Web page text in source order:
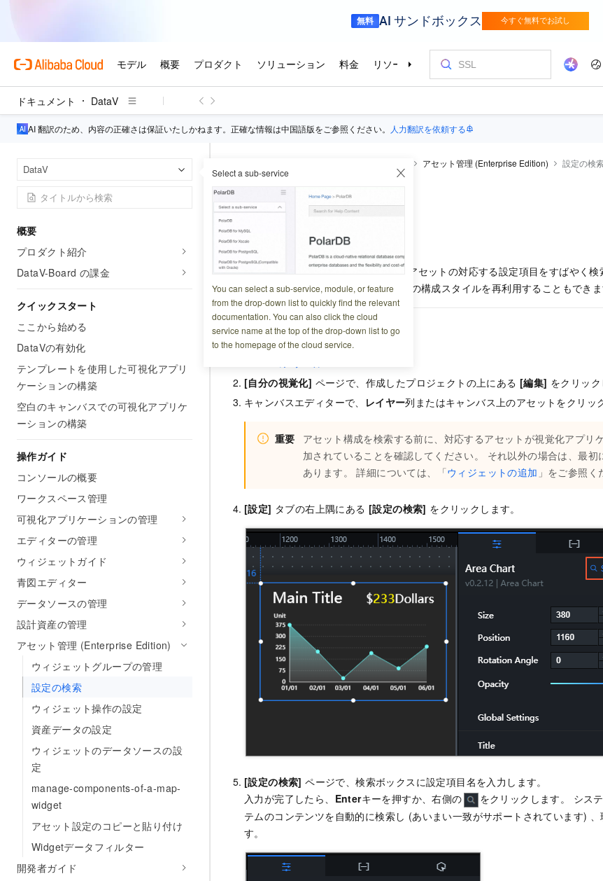
ドキュメント DataV
AI 翻訳のため、内容の正確さは保証いたしかねます。正確な情報は中国語版をご参照ください。 人力翻訳を依頼する
DataV Select a sub-service
You can select a sub-service, module, or feature
from the drop-down list to quickly find the relevant
documentation. You can also click the cloud
service name at the top of the drop-down list to go
to the homepage of the cloud service.
概要
プロダクト紹介
DataV-Board の課金
クイックスタート
ここから始める
DataVの有効化
テンプレートを使用した可視化アプリ
ケーションの構築
空白のキャンバスでの可視化アプリケ
ーションの構築
操作ガイド
コンソールの概要
ワークスペース管理
可視化アプリケーションの管理
エディターの管理
ウィジェットガイド
青図エディター
データソースの管理
設計資産の管理
アセット管理 (Enterprise Edition)
ウィジェットグループの管理
設定の検索
ウィジェット操作の設定
資産データの設定
ウィジェットのデータソースの設
定
manage-components-of-a-map-
widget
アセット設定のコピーと貼り付け
Widgetデータフィルター
開発者ガイド
アセット管理 (Enterprise Edition) 設定の検
設定の検索
更新日時 2024-07-16 07:44:54
アセット設定の検索機能を使用すると、アセットの対応する設定項目をすばやく検
定スタイルを変更できます。 同じタイプの構成スタイルを再利用することもできま
手順
[自分の視覚化] ページで、作成したプロジェクトの上にある [編集] をクリック
キャンバスエディターで、
レイヤー列またはキャンバス上のアセットをクリッ
重要
アセット構成を検索する前に、対応するアセットが視覚化アプリ
加されていることを確認してください。 それ以外の場合は、最
あります。 詳細については、「ウィジェットの追加 」をご参照く
[設定] タブの右上隅にある [設定の検索] をクリックします。
[設定の検索] ページで、検索ボックスに設定項目名を入力します。
入力が完了したら、 Enterキーを押すか、右側の
をクリックします。 シス
テムのコンテンツを自動的に検索し (あいまい一致がサポートされています)
す。